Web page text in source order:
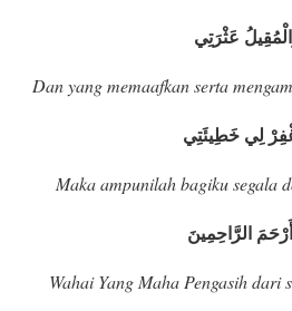
عَثْرَتِي
Dan yang memaafkan serta
لِي خَطِيئَتِي
Maka ampunilah bagiku segala
أَرْحَمَ الرَّاحِمِينَ
Wahai Yang Maha Pengasih dari